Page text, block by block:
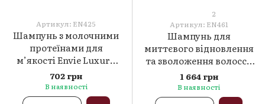
Артикул: EN425
Шампунь з молочними
протеїнами для
м’якості Envie Luxury
Milk, 250 мл
702 грн
В наявності
2
Артикул: EN461
Шампунь для
миттєвого відновлення
та зволоження волосся
Envie Luxury SOS
Express, 1000 мл
1 664 грн
В наявності